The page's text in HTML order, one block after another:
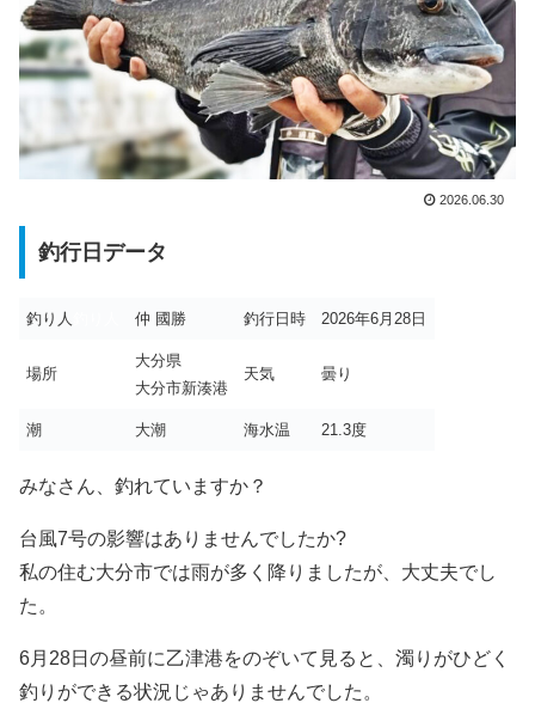
2026.06.30
釣行日データ
釣り人 仲 國勝 釣行日時 2026年6月28日
場所
大分県
大分市新湊港
天気 曇り
潮 大潮 海水温 21.3度
みなさん、釣れていますか？
台風7号の影響はありませんでしたか?
私の住む大分市では雨が多く降りましたが、大丈夫でし
た。
6月28日の昼前に乙津港をのぞいて見ると、濁りがひどく
釣りができる状況じゃありませんでした。